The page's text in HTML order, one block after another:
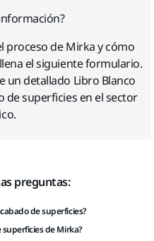
proceso de Mirka y cómo
el siguiente formulario.
un detallado Libro Blanco
de superficies en el sector
preguntas:
de superficies?
superficies de Mirka?